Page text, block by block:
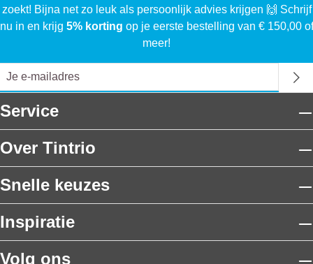
Bijna net zo leuk als persoonlijk advies krijgen 🙌
nu in en krijg 5% korting op je eerste bestelling van € 150,00 of
meer!
Service
Over Tintrio
Snelle keuzes
Inspiratie
Volg ons